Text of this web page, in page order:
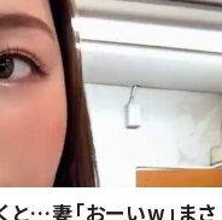
…妻「おーいw」まさ